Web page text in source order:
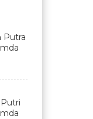
Putra